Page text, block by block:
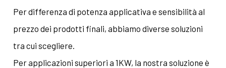
Per differenza di potenza applicativa e sensibilità al
prezzo dei prodotti finali, abbiamo diverse soluzioni
tra cui scegliere.
Per applicazioni superiori a 1KW, la nostra soluzione è